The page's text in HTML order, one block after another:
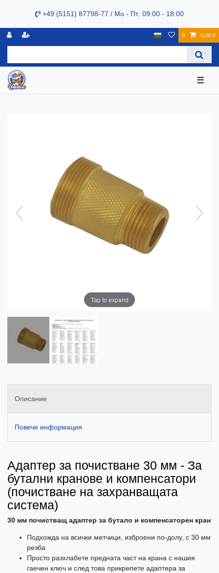
+49 (5151) 87798-77 / Mo - Пт: 09:00 - 18:00
0 0,00 €
☰
Tap to expand
Описание
Повече информация
Адаптер за почистване 30 мм - За
бутални кранове и компенсатори
(почистване на захранващата
система)
30 мм почистващ адаптер за бутало и компенсаторен кран
Подхожда на всички метчици, изброени по-долу, с 30 мм
резба
Просто разхлабете предната част на крана с нашия
гаечен ключ и след това прикрепете адаптера за